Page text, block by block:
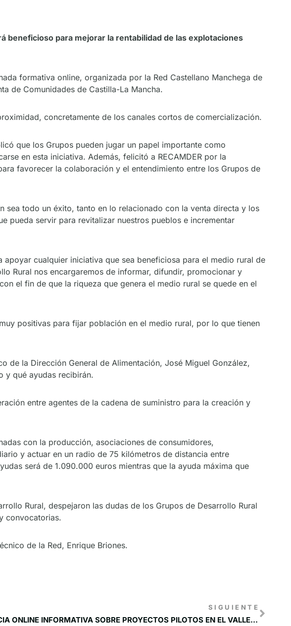
beneficioso para mejorar la rentabilidad de las explotaciones
formativa online, organizada por la Red Castellano Manchega de
de Comunidades de Castilla-La Mancha.
concretamente de los canales cortos de comercialización.
que los Grupos pueden jugar un papel importante como
en esta iniciativa. Además, felicitó a RECAMDER por la
favorecer la colaboración y el entendimiento entre los Grupos de
sea todo un éxito, tanto en lo relacionado con la venta directa y los
pueda servir para revitalizar nuestros pueblos e incrementar
apoyar cualquier iniciativa que sea beneficiosa para el medio rural de
Rural nos encargaremos de informar, difundir, promocionar y
el fin de que la riqueza que genera el medio rural se quede en el
positivas para fijar población en el medio rural, por lo que tienen
la Dirección General de Alimentación, José Miguel González,
y qué ayudas recibirán.
entre agentes de la cadena de suministro para la creación y
con la producción, asociaciones de consumidores,
y actuar en un radio de 75 kilómetros de distancia entre
será de 1.090.000 euros mientras que la ayuda máxima que
Rural, despejaron las dudas de los Grupos de Desarrollo Rural
convocatorias.
de la Red, Enrique Briones.
SIGUIENTE
CONFERENCIA ONLINE INFORMATIVA SOBRE PROYECTOS PILOTOS EN EL VALLE DEL CABRIEL